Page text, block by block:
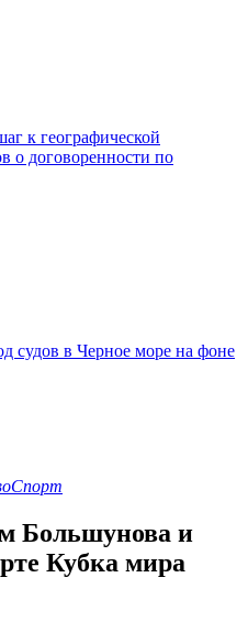
к географической
о договоренности по
судов в Черное море на фоне
Спорт
Большунова и
Кубка мира